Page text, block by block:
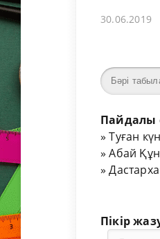
30.06.2019
Пайдалы
»Туған
»Абай
»
Пікір